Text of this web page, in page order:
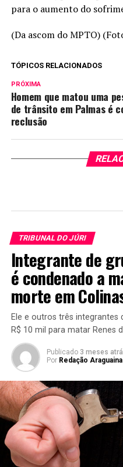
para o aumento do
(Da ascom do MPTO)
TÓPICOS RELACIONADOS
PRÓXIMA
Homem que matou uma
de trânsito em Palmas é
reclusão
TRIBUNAL DO JÚRI
Integrante de
é condenado a
morte em
Ele e outros três
R$ 10 mil para matar Renes
Publicado 3 meses
Por Redação